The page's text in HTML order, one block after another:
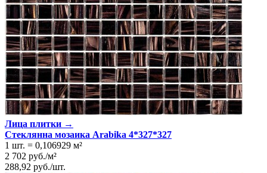
Лица плитки →
Стеклянна мозаика Arabika 4*327*327
1 шт. = 0,106929 м²
2 702 руб./м²
288,92 руб./шт.